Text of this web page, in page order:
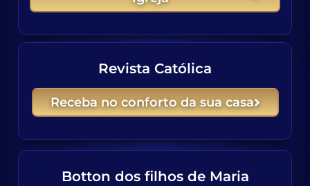
⁠Revista Católica
Receba no conforto da sua casa
Botton dos filhos de Maria